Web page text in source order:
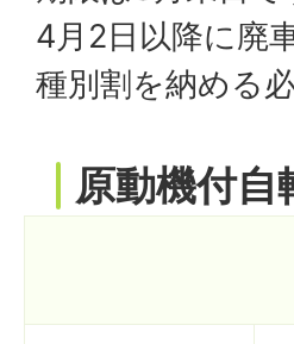
4月2日以降に廃
種別割を納める
原動機付自